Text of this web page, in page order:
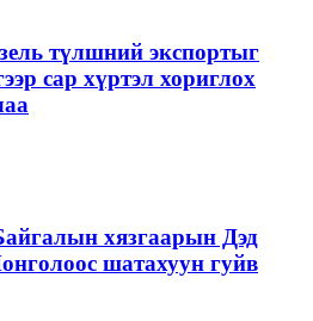
түлшний экспортыг
сар хүртэл хориглох
хязгаарын Дэд
шатахуун гуйв